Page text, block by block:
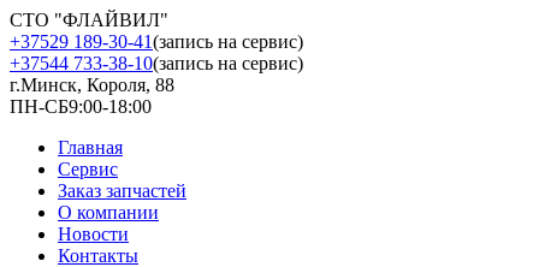
СТО "ФЛАЙВИЛ"
+37529 189-30-41(запись на сервис)
+37544 733-38-10(запись на сервис)
г.Минск, Короля, 88
ПН-СБ9:00-18:00
Главная
Сервис
Заказ запчастей
О компании
Новости
Контакты